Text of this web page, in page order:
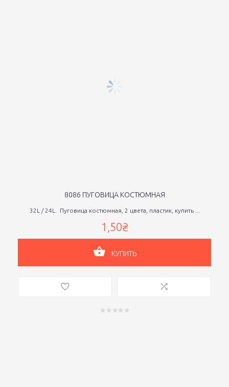
8086 ПУГОВИЦА КОСТЮМНАЯ
32L / 24L. Пуговица костюмная, 2 цвета, пластик, купить ...
1,50₴
КУПИТЬ